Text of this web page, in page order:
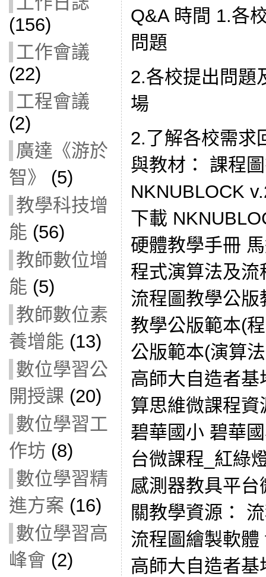
(156)
工作會議
(22)
工程會議
(2)
廣達《游於
智》
(5)
教學科技增
能 (56)
教師數位增
能 (5)
教師數位素
養增能 (13)
數位學習公
開授課 (20)
數位學習工
作坊 (8)
數位學習精
進方案 (16)
數位學習高
峰會 (2)
Q&A 時間 1.各
問題
2.各校提出問題
場
2.了解各校需求
與教材： 課程
NKNUBLOCK
下載
硬體教學手冊
程式演算法及
流程圖教學公
教學公版範本(
公版範本(演算
高師大自造者
算思維微課程
碧華國小 碧華
台微課程_紅綠
感測器教具平
關教學資源：
流程圖繪製軟
高師大自造者